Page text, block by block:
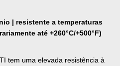
| resistente a temperaturas
até +260°C/+500°F)
tem uma elevada resistência à